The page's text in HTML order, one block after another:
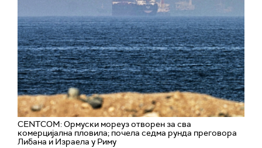
CENTCOM: Ормуски мореуз отворен за сва
комерцијална пловила; почела седма рунда преговора
Либана и Израела у Риму